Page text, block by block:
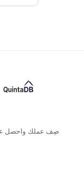
صِف عملك واحصل على